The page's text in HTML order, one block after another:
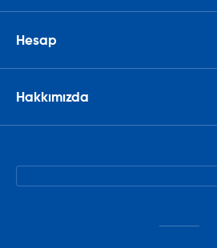
Hesap
Hakkımızda